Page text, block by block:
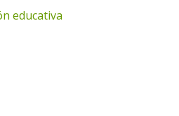
educativa